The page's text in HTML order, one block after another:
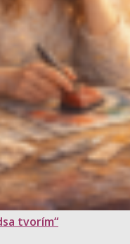
tvorím“